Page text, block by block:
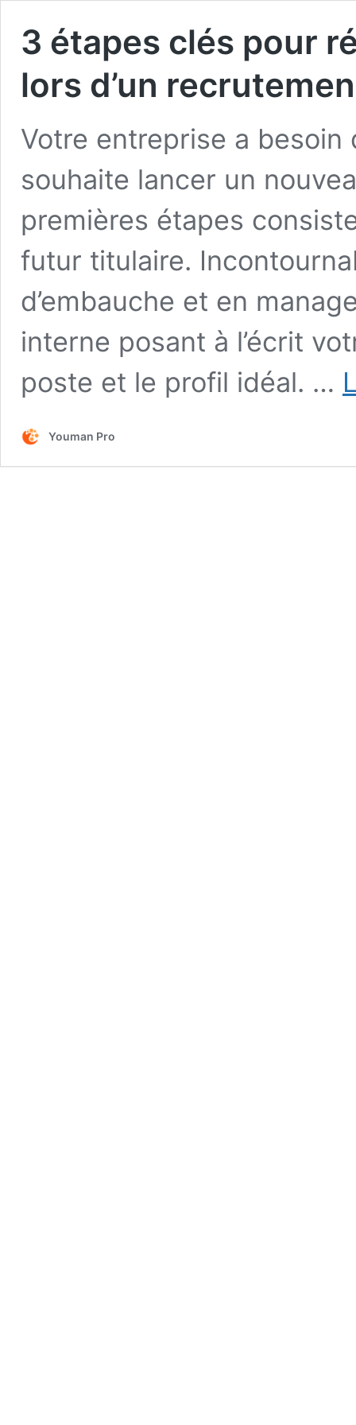
3 étapes clés pour
lors d’un
Votre entreprise a
souhaite lancer un
premières étapes
futur titulaire.
d’embauche et en
interne posant à l’écrit
poste et le profil idéal. …
Youman Pro